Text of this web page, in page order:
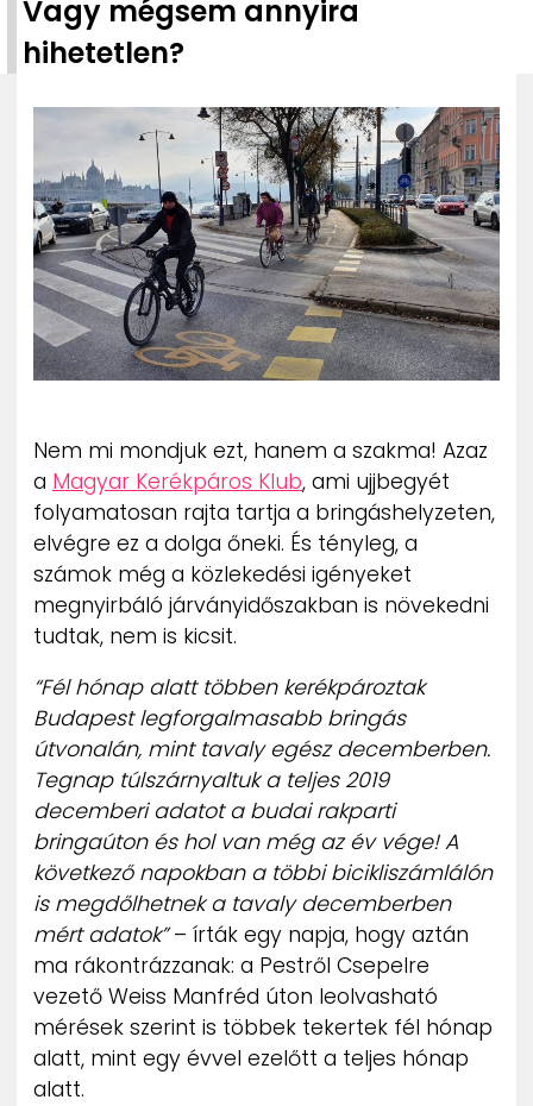
ZENE
IMPRESSZUM
PR-ARCHÍVUM
ADATKEZELÉSI TÁJÉKOZTATÓ
Vagy mégsem annyira
hihetetlen?
Nem mi mondjuk ezt, hanem a szakma! Azaz
a Magyar Kerékpáros Klub, ami ujjbegyét
folyamatosan rajta tartja a bringáshelyzeten,
elvégre ez a dolga őneki. És tényleg, a
számok még a közlekedési igényeket
megnyirbáló járványidőszakban is növekedni
tudtak, nem is kicsit.
“Fél hónap alatt többen kerékpároztak
Budapest legforgalmasabb bringás
útvonalán, mint tavaly egész decemberben.
Tegnap túlszárnyaltuk a teljes 2019
decemberi adatot a budai rakparti
bringaúton és hol van még az év vége! A
következő napokban a többi bicikliszámlálón
is megdőlhetnek a tavaly decemberben
mért adatok”– írták egy napja, hogy aztán
ma rákontrázzanak: a Pestről Csepelre
vezető Weiss Manfréd úton leolvasható
mérések szerint is többek tekertek fél hónap
alatt, mint egy évvel ezelőtt a teljes hónap
alatt.